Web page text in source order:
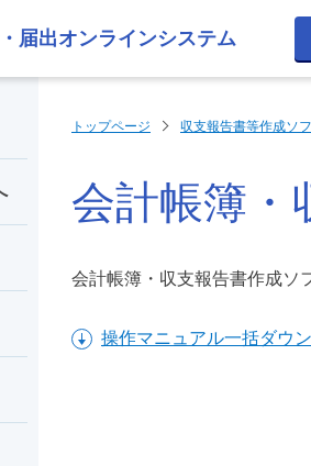
届出オンラインシステム
トップページ 収支報告書等作成ソ
会計帳簿・
会計帳簿・収支報告書作成ソ
操作マニュアル一括ダウ